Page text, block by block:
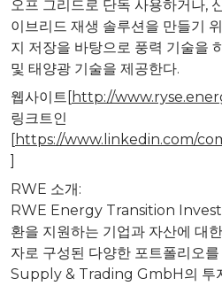
오프 그리드로 단독 사용하거나,
이브리드 재생 솔루션을 만들기
지 저장을 바탕으로 풍력 기술을
및 태양광 기술을 제공한다.
웹사이트[http://
링크트인
[https://www.linkedin.com/
]
RWE 소개:
RWE Energy Transition
환을 지원하는 기업과 자산에 대
자로 구성된 다양한 포트폴리오
Supply & Trading GmbH의 투